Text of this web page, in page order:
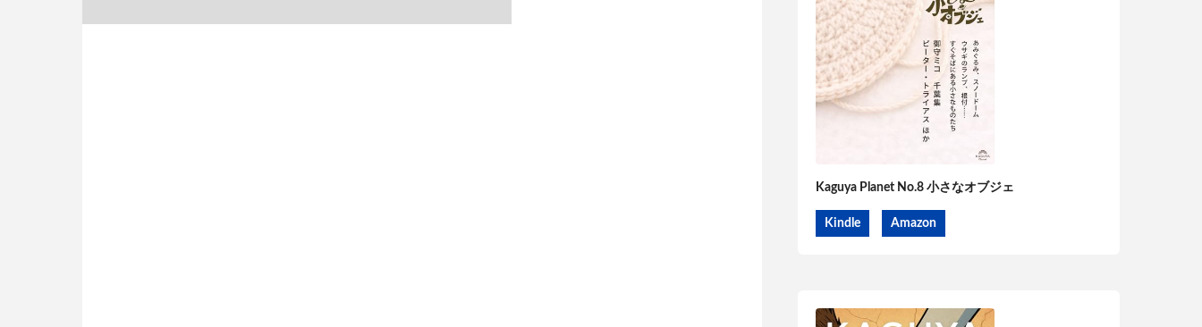
Kaguya Planet No.8 小さなオブジェ
Kindle Amazon